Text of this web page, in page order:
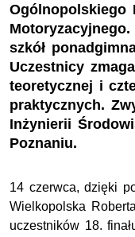
Ogólnopolskiego
szkół
Uczestnicy
teoretycznej i
praktycznych.
Inżynierii
Poznaniu.
14 czerwca, dzięki
Wielkopolska
uczestników 18.